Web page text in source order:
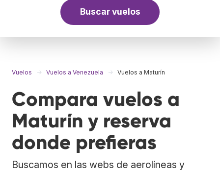
Buscar vuelos
Vuelos Vuelos a Venezuela Vuelos a Maturín
Compara vuelos a
Maturín y reserva
donde prefieras
Buscamos en las webs de aerolíneas y